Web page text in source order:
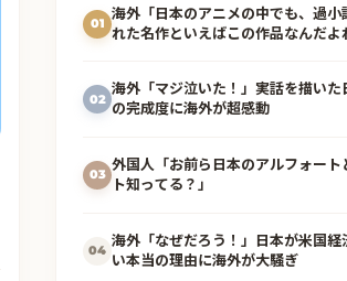
01
海外「日本のアニメの中でも、過小
れた名作といえばこの作品なんだよ
02
海外「マジ泣いた！」実話を描いた
の完成度に海外が超感動
03
外国人「お前ら日本のアルフォート
ト知ってる？」
04
海外「なぜだろう！」日本が米国
い本当の理由に海外が大騒ぎ